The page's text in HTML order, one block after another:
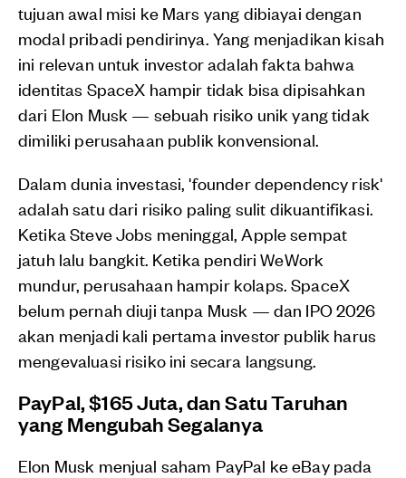
tujuan awal misi ke Mars yang dibiayai dengan
modal pribadi pendirinya. Yang menjadikan kisah
ini relevan untuk investor adalah fakta bahwa
identitas SpaceX hampir tidak bisa dipisahkan
dari Elon Musk — sebuah risiko unik yang tidak
dimiliki perusahaan publik konvensional.
Dalam dunia investasi, 'founder dependency risk'
adalah satu dari risiko paling sulit dikuantifikasi.
Ketika Steve Jobs meninggal, Apple sempat
jatuh lalu bangkit. Ketika pendiri WeWork
mundur, perusahaan hampir kolaps. SpaceX
belum pernah diuji tanpa Musk — dan IPO 2026
akan menjadi kali pertama investor publik harus
mengevaluasi risiko ini secara langsung.
PayPal, $165 Juta, dan Satu Taruhan
yang Mengubah Segalanya
Elon Musk menjual saham PayPal ke eBay pada